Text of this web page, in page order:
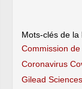
Mots-clés de la
Commission
Coronavirus
Gilead Sciences